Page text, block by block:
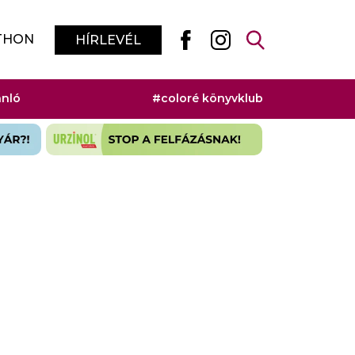
HÍRLEVÉL
#coloré könyvklub